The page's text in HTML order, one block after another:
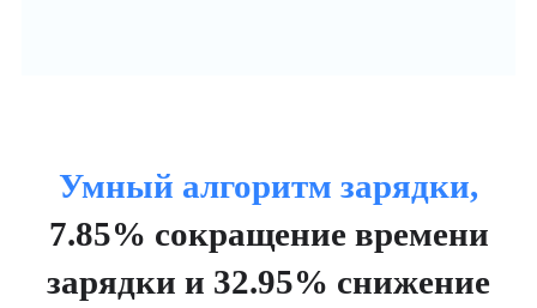
Умный алгоритм зарядки,
7.85% сокращение времени
зарядки и 32.95% снижение